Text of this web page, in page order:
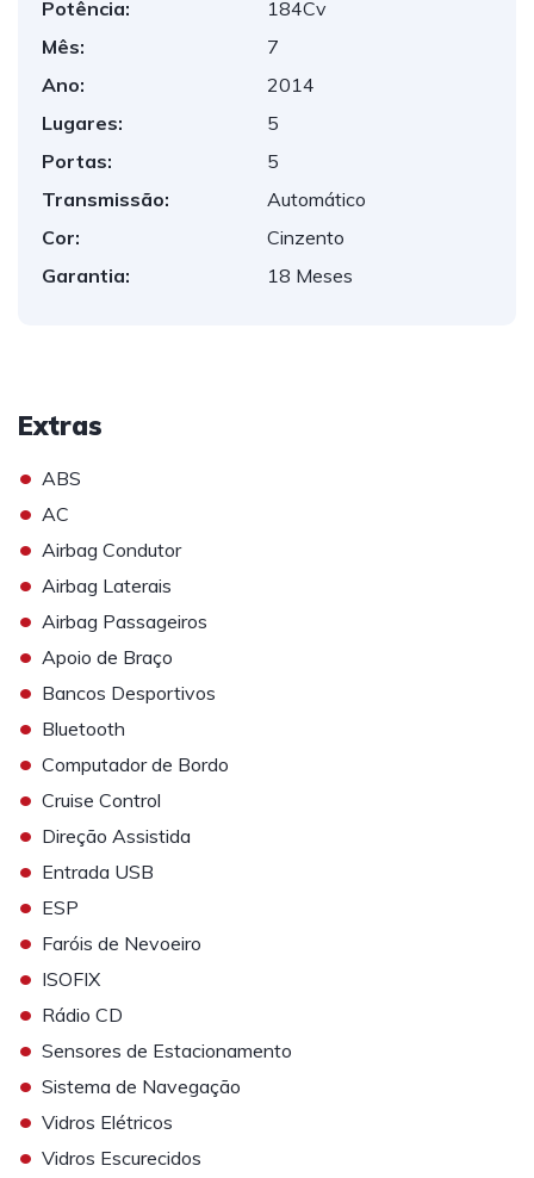
Potência:
184Cv
Mês:
7
Ano:
2014
Lugares:
5
Portas:
5
Transmissão:
Automático
Cor:
Cinzento
Garantia:
18 Meses
Extras
• ABS
• AC
• Airbag Condutor
• Airbag Laterais
• Airbag Passageiros
• Apoio de Braço
• Bancos Desportivos
• Bluetooth
• Computador de Bordo
• Cruise Control
• Direção Assistida
• Entrada USB
• ESP
• Faróis de Nevoeiro
• ISOFIX
• Rádio CD
• Sensores de Estacionamento
• Sistema de Navegação
• Vidros Elétricos
• Vidros Escurecidos